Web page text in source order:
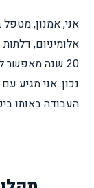
אני, אמנון,
אלומיניום,
20 שנה מאפשר
נכון. אני מגיע
העבודה באותו